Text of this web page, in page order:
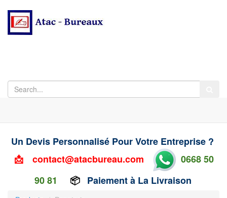
Un Devis Personnalisé Pour Votre Entreprise ?
📩
contact@atacbureau.com
0668 50
90 81
📦 Paiement à La Livraison